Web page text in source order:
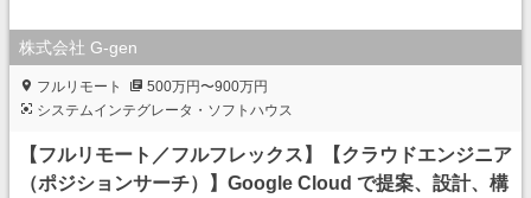
株式会社 G-gen
フルリモート
500万円〜900万円
システムインテグレータ・ソフトハウス
【フルリモート／フルフレックス】【クラウドエンジニア
（ポジションサーチ）】Google Cloud で提案、設計、構